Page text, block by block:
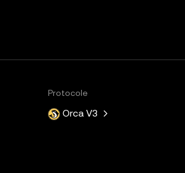
Protocole
Orca V3